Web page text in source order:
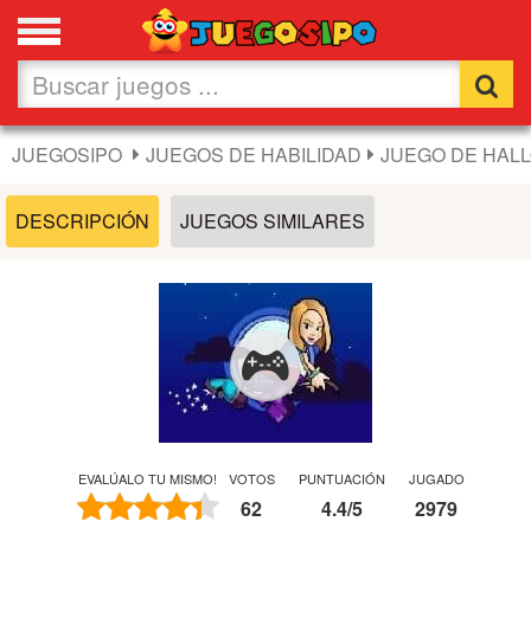
Favoritos
Nuevos
Flash
Fútbol
JUEGOSIPO JUEGOS DE HABILIDAD JUEGO DE
DESCRIPCIÓN JUEGOS SIMILARES
EVALÚALO TU MISMO! VOTOS
62
PUNTUACIÓN
4.4/5
JUGADO
2979